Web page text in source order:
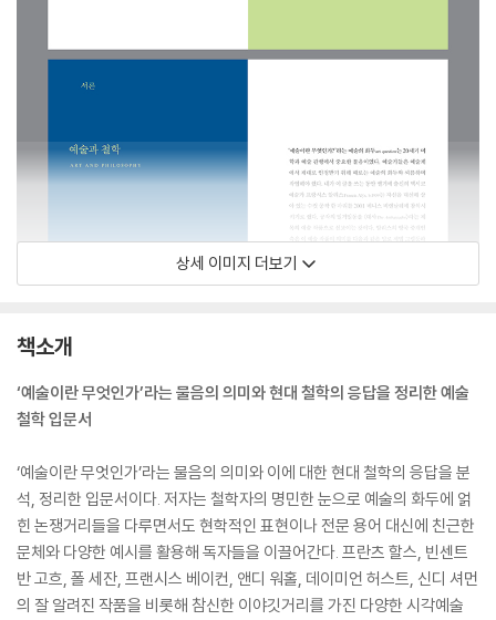
상세 이미지 더보기
책소개
‘예술이란 무엇인가’라는 물음의 의미와 현대 철학의 응답을 정리한 예술
철학 입문서
‘예술이란 무엇인가’라는 물음의 의미와 이에 대한 현대 철학의 응답을 분
석, 정리한 입문서이다. 저자는 철학자의 명민한 눈으로 예술의 화두에 얽
힌 논쟁거리들을 다루면서도 현학적인 표현이나 전문 용어 대신에 친근한
문체와 다양한 예시를 활용해 독자들을 이끌어간다. 프란츠 할스, 빈센트
반 고흐, 폴 세잔, 프랜시스 베이컨, 앤디 워홀, 데이미언 허스트, 신디 셔먼
의 잘 알려진 작품을 비롯해 참신한 이야깃거리를 가진 다양한 시각예술